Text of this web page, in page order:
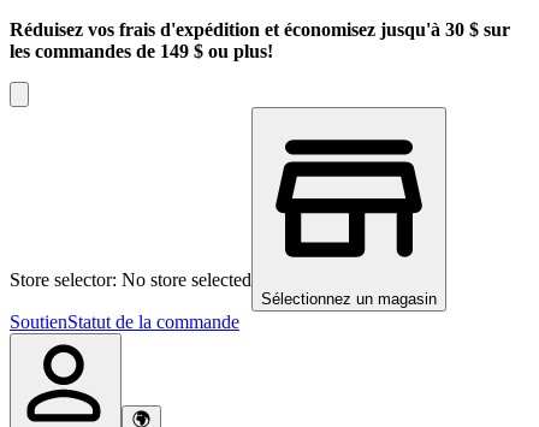
Réduisez vos frais d'expédition et économisez jusqu'à 30 $ sur
les commandes de 149 $ ou plus!
Store selector: No store selected
Sélectionnez un magasin
SoutienStatut de la commande